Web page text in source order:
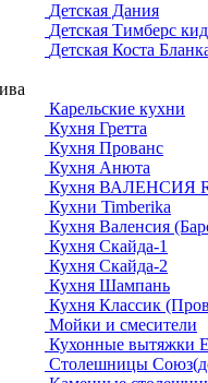
Детская Дания
Детская Тимберс
Детская Коста
Карельские кухни
Кухня Гретта
Кухня Прованс
Кухня Анюта
Кухня ВАЛЕНСИЯ
Кухни Timberika
Кухня Валенсия
Кухня Скайда-1
Кухня Скайда-2
Кухня Шампань
Кухня Классик
Мойки и смесители
Кухонные вытяжки
Столешницы